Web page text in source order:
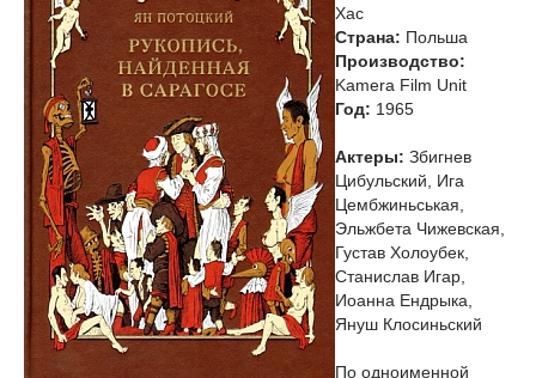
Хас
Страна: Польша
Производство:
Kamera Film Unit
Год: 1965
Актеры: Збигнев
Цибульский, Ига
Цембжиньськая,
Эльжбета Чижевская,
Густав Холоубек,
Станислав Игар,
Иоанна Ендрыка,
Януш Клосиньский
По одноименной